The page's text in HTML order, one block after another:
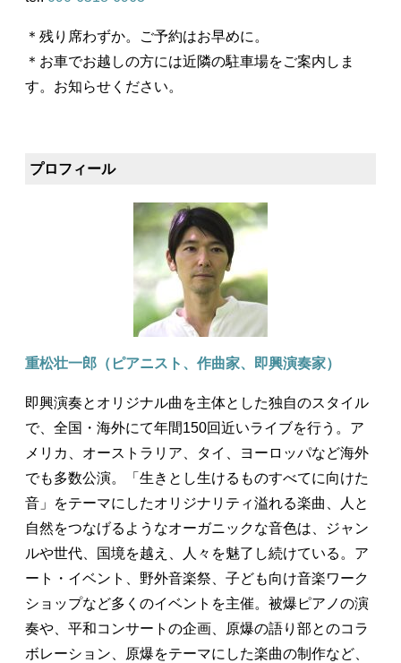
＊残り席わずか。ご予約はお早めに。
＊お車でお越しの方には近隣の駐車場をご案内しま
す。お知らせください。
プロフィール
重松壮一郎（ピアニスト、作曲家、即興演奏家）
即興演奏とオリジナル曲を主体とした独自のスタイル
で、全国・海外にて年間150回近いライブを行う。ア
メリカ、オーストラリア、タイ、ヨーロッパなど海外
でも多数公演。「生きとし生けるものすべてに向けた
音」をテーマにしたオリジナリティ溢れる楽曲、人と
自然をつなげるようなオーガニックな音色は、ジャン
ルや世代、国境を越え、人々を魅了し続けている。ア
ート・イベント、野外音楽祭、子ども向け音楽ワーク
ショップなど多くのイベントを主催。被爆ピアノの演
奏や、平和コンサートの企画、原爆の語り部とのコラ
ボレーション、原爆をテーマにした楽曲の制作など、